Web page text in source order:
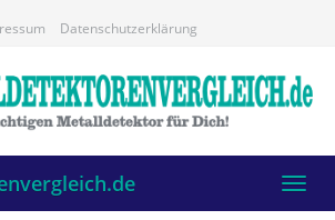
Datenschutzerklärung